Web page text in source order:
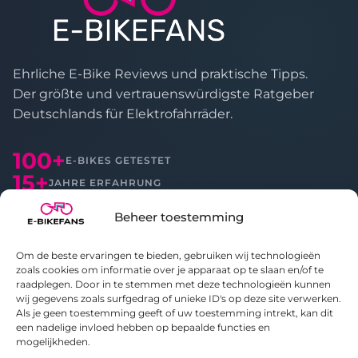
Beheer toestemming
Om de beste ervaringen te bieden, gebruiken wij technologieën
zoals cookies om informatie over je apparaat op te slaan en/of te
raadplegen. Door in te stemmen met deze technologieën kunnen
wij gegevens zoals surfgedrag of unieke ID's op deze site verwerken.
Als je geen toestemming geeft of uw toestemming intrekt, kan dit
een nadelige invloed hebben op bepaalde functies en
mogelijkheden.
Ehrliche E-Bike Reviews und praktische Tipps.
Der größte und vertrauenswürdigste Ratgeber
Deutschlands für Elektrofahrräder.
100+ E-BIKES GETESTET
15+JAHRE ERFAHRUNG
E-BIKES
Alle Reviews
Vergleichen
ÜBER UNS